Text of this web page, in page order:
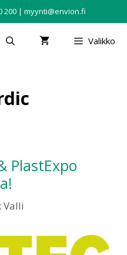
200 | myynti@envion.fi
Valikko
PlastExpo
Valli